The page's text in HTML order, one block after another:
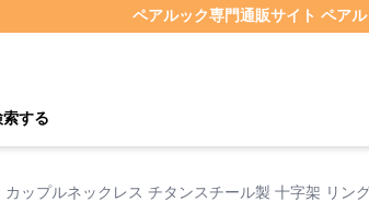
ペアルック専門通販サイト ペアル
する
カップルネックレス チタンスチール製 十字架 リン